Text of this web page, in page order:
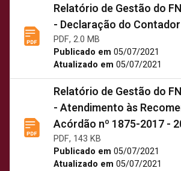
Relatório de Gestão do
- Declaração do
PDF, 2.0 MB
Publicado em 05/07/2021
Atualizado em 05/07/2021
Relatório de Gestão do
- Atendimento às
Acórdão nº 1875-2017 -
PDF, 143 KB
Publicado em 05/07/2021
Atualizado em 05/07/2021